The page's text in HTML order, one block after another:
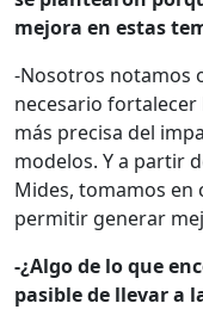
mejora en estas
-Nosotros notamos
necesario
más precisa del
modelos. Y a partir
Mides, tomamos en
permitir generar
-¿Algo de lo que
pasible de llevar a